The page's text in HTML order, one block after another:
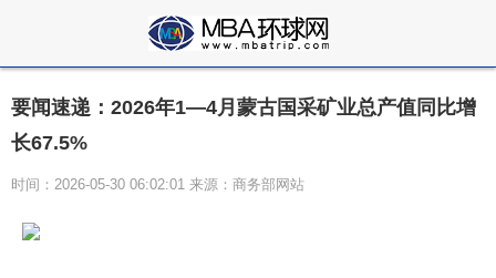
要闻速递：2026年1—4月蒙古国采矿业总产值同比增
长67.5%
时间：2026-05-30 06:02:01 来源：商务部网站